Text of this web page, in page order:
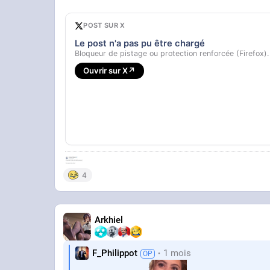
POST SUR X
Le post n'a pas pu être chargé
Bloqueur de pistage ou protection renforcée (Firefox).
Ouvrir sur X↗
4
Arkhiel
F_Philippot 1 mois